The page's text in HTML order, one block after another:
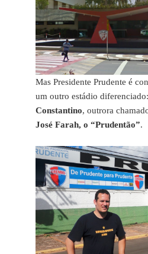
Mas Presidente Prudente é
um outro estádio
Constantino, outrora
José Farah, o “Prudentão”.